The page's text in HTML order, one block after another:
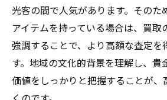
光客の間で人気があります。そのた
アイテムを持っている場合は、買取
強調することで、より高額な査定を
す。地域の文化的背景を理解し、貴
価値をしっかりと把握することが